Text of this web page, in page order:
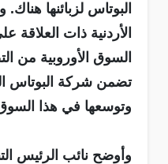
البوتاس لزبائنها
الأردنية ذات
السوق الأوروبية من
تضمن شركة البوتاس
وتوسعها في هذا
وأوضح نائب الرئيس